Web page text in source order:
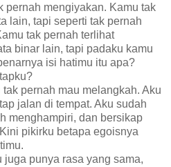
pernah mengiyakan. Kamu tak
lain, tapi seperti tak pernah
tak pernah terlihat
binar lain, tapi padaku kamu
isi hatimu itu apa?
pernah mau melangkah. Aku
jalan di tempat. Aku sudah
menghampiri, dan bersikap
pikirku betapa egoisnya
juga punya rasa yang sama,